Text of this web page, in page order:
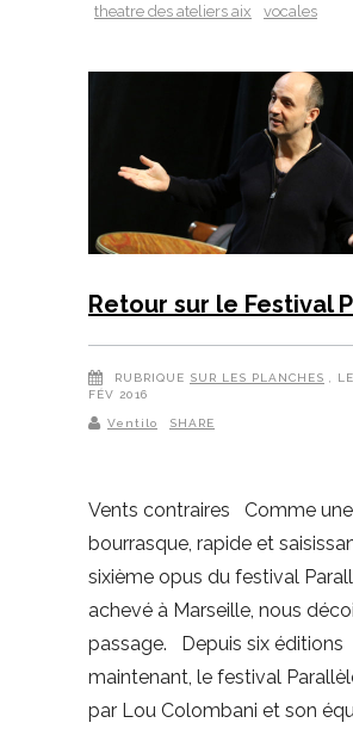
theatre des ateliers aix
vocales
Retour sur le Festival
RUBRIQUE SUR LES PLANCHES
,
FÉV 2016
Ventilo SHARE
Vents contraires Comme une
bourrasque, rapide et
sixième opus du festival
achevé à Marseille, nous
passage. Depuis six éditions
maintenant, le festival
par Lou Colombani et son